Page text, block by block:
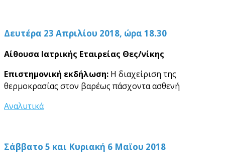
Δευτέρα 23 Απριλίου 2018, ώρα 18.30
Αίθουσα Ιατρικής Εταιρείας Θες/νίκης
Επιστημονική εκδήλωση: Η διαχείριση της
θερμοκρασίας στον βαρέως πάσχοντα ασθενή
Αναλυτικά
Σάββατο 5 και Κυριακή 6 Μαϊου 2018